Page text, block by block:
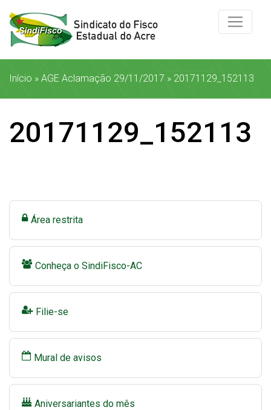
Início » AGE Aclamação 29/11/2017 » 20171129_152113
20171129_152113
Área restrita
Conheça o SindiFisco-AC
Filie-se
Mural de avisos
Aniversariantes do mês